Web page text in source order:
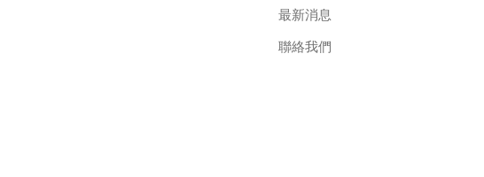
最新消息
聯絡我們